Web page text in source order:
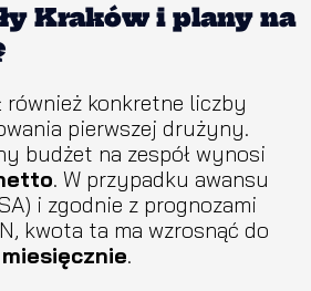
Kraków i plany na
również konkretne liczby
pierwszej drużyny.
budżet na zespół wynosi
. W przypadku awansu
i zgodnie z prognozami
kwota ta ma wzrosnąć do
.